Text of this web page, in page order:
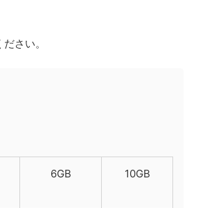
さい。
6GB 10GB